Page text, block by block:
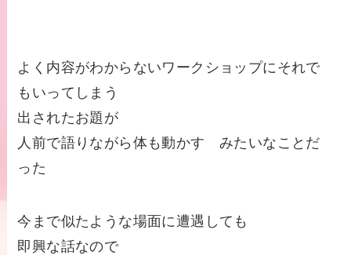
よく内容がわからないワークショップにそれで
もいってしまう
出されたお題が
人前で語りながら体も動かす みたいなことだ
った
今まで似たような場面に遭遇しても
即興な話なので